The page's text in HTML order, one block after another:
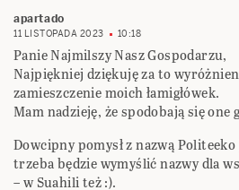
apartado
11 LISTOPADA 2023 10:18
Panie Najmilszy Nasz Gospodarzu,
Najpiękniej dziękuję za to
zamieszczenie moich łamigłówek.
Mam nadzieję, że spodobają się one
Dowcipny pomysł z nazwą
trzeba będzie wymyślić nazwy dla
– w Suahili też :).